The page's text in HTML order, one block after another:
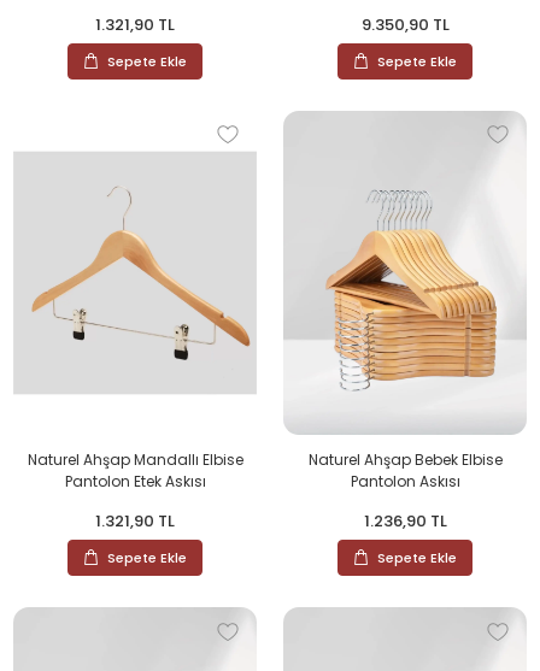
1.321,90 TL
Sepete Ekle
9.350,90 TL
Sepete Ekle
Naturel Ahşap Mandallı Elbise
Pantolon Etek Askısı
1.321,90 TL
Sepete Ekle
Naturel Ahşap Bebek Elbise
Pantolon Askısı
1.236,90 TL
Sepete Ekle